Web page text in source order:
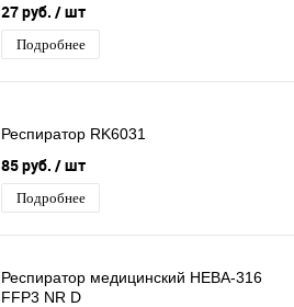
27 руб. / шт
Подробнее
Респиратор RK6031
85 руб. / шт
Подробнее
Респиратор медицинский НЕВА-316
FFP3 NR D